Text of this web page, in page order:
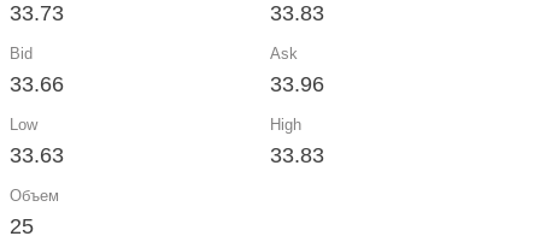
33.73 33.83
Bid
33.66
Ask
33.96
Low
33.63
High
33.83
Объем
25